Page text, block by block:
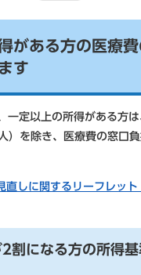
がある方の医療
す
一定以上の所得がある方
）を除き、医療費の窓口
直しに関するリーフレッ
2割になる方の所得